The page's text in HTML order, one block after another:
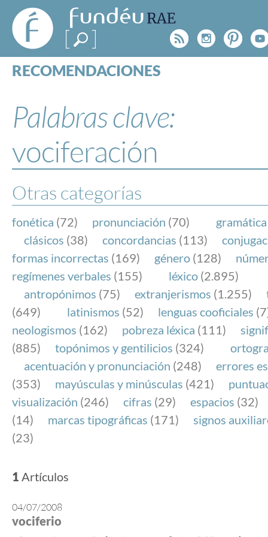
FundéuRAE
- Fundación
del Español
Urgente
Rss
RECOMENDACIONES
ESPECIALES
BLOG
NOTICIAS
FundéuRAE es una fundación patrocinada por la
y la Real Academia Española, cuyo objetivo es
el buen uso del español en los medios de
Internet.
Palabras clave:
vociferación
Otras categorías
fonética (72) pronunciación (70) gramática
clásicos (38) concordancias (113)
formas incorrectas (169) género (128)
regímenes verbales (155) léxico (2.895)
antropónimos (75) extranjerismos (1.255)
(649)
latinismos (52) lenguas cooficiales
neologismos (162) pobreza léxica (111)
(885)
topónimos y gentilicios (324)
acentuación y pronunciación (248)
errores
(353)
mayúsculas y minúsculas (421)
visualización (246) cifras (29) espacios (32)
(14)
marcas tipográficas (171)
signos
(23)
1 Artículos
04/07/2008
vociferio